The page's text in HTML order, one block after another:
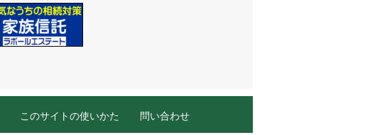
このサイトの使いかた 問い合わせ